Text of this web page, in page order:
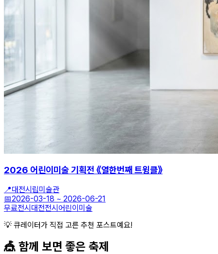
2026 어린이미술 기획전 《열한번째 트윙클》
📍대전시립미술관
📅2026-03-18 ~ 2026-06-21
무료전시 대전전시 어린이미술
💡 큐레이터가 직접 고른 추천 포스트예요!
🎪 함께 보면 좋은 축제